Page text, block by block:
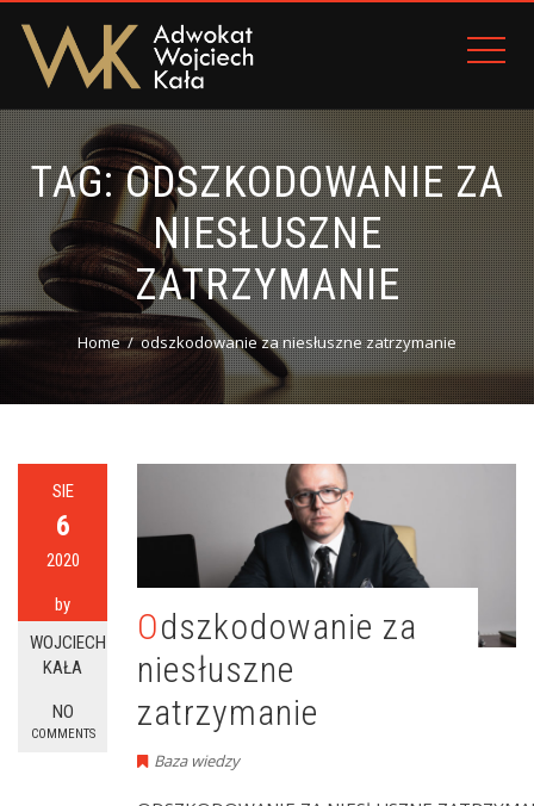
TAG:ODSZKODOWANIE ZA
NIESŁUSZNE
ZATRZYMANIE
Home odszkodowanie za niesłuszne zatrzymanie
SIE
6
2020
by
WOJCIECH
KAŁA
NO
COMMENTS
Odszkodowanie za
niesłuszne
zatrzymanie
Baza wiedzy